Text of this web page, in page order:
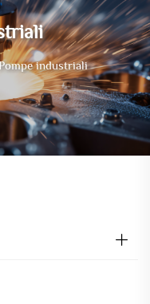
industriali